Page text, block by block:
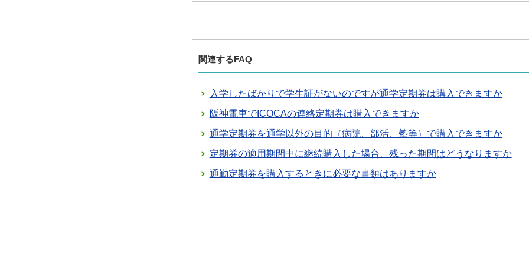
関連するFAQ
入学したばかりで学生証がないのですが通学定期券は購入できますか
阪神電車でICOCAの連絡定期券は購入できますか
通学定期券を通学以外の目的（病院、部活、塾等）で購入できますか
定期券の適用期間中に継続購入した場合、残った期間はどうなりますか
通勤定期券を購入するときに必要な書類はありますか